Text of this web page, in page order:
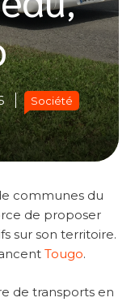
Société
communes du
de proposer
sur son territoire.
Tougo.
de transports en